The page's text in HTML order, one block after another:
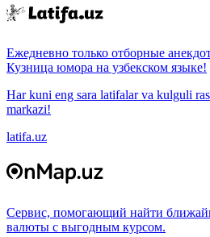
Ежедневно только отборные
Кузница юмора на узбекском языке!
Har kuni eng sara latifalar va kulguli
markazi!
latifa.uz
Сервис, помогающий найти
валюты с выгодным курсом.